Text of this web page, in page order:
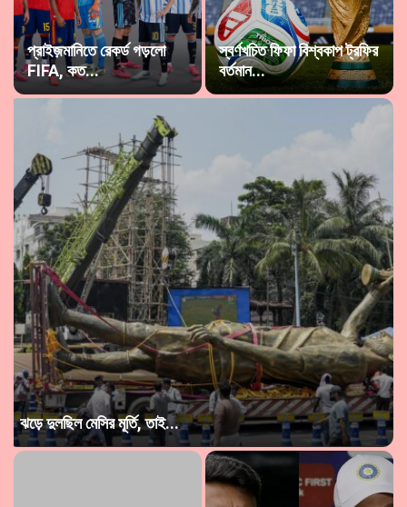
প্রাইজ়মানিতে রেকর্ড গড়লো
FIFA, কত...
স্বর্ণখচিত ফিফা বিশ্বকাপ ট্রফির
বর্তমান...
ঝড়ে দুলছিল মেসির মূর্তি, তাই...